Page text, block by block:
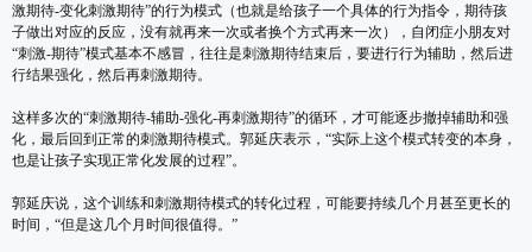
激期待-变化刺激期待”的行为模式（也就是给孩子一个具体的行为指令，期待孩
子做出对应的反应，没有就再来一次或者换个方式再来一次），自闭症小朋友对
“刺激-期待”模式基本不感冒，往往是刺激期待结束后，要进行行为辅助，然后进
行结果强化，然后再刺激期待。
这样多次的“刺激期待-辅助-强化-再刺激期待”的循环，才可能逐步撤掉辅助和强
化，最后回到正常的刺激期待模式。郭延庆表示，“实际上这个模式转变的本身，
也是让孩子实现正常化发展的过程”。
郭延庆说，这个训练和刺激期待模式的转化过程，可能要持续几个月甚至更长的
时间，“但是这几个月时间很值得。”